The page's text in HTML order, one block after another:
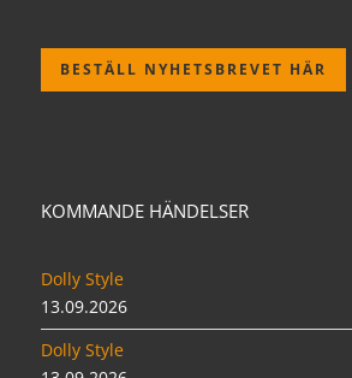
BESTÄLL NYHETSBREVET HÄR
KOMMANDE HÄNDELSER
Dolly Style
13.09.2026
Dolly Style